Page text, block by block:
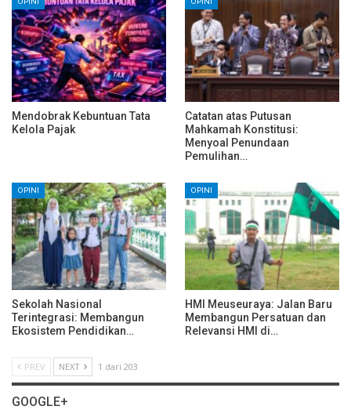
Mendobrak Kebuntuan Tata
Kelola Pajak
Catatan atas Putusan
Mahkamah Konstitusi:
Menyoal Penundaan
Pemulihan…
OPINI
Sekolah Nasional
Terintegrasi: Membangun
Ekosistem Pendidikan…
OPINI
HMI Meuseuraya: Jalan Baru
Membangun Persatuan dan
Relevansi HMI di…
PREV NEXT 1 dari 203
GOOGLE+